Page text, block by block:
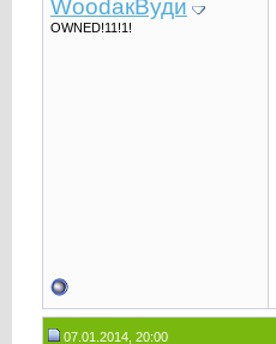
WoodaкВуди
OWNED!11!1!
07.01.2014, 20:00